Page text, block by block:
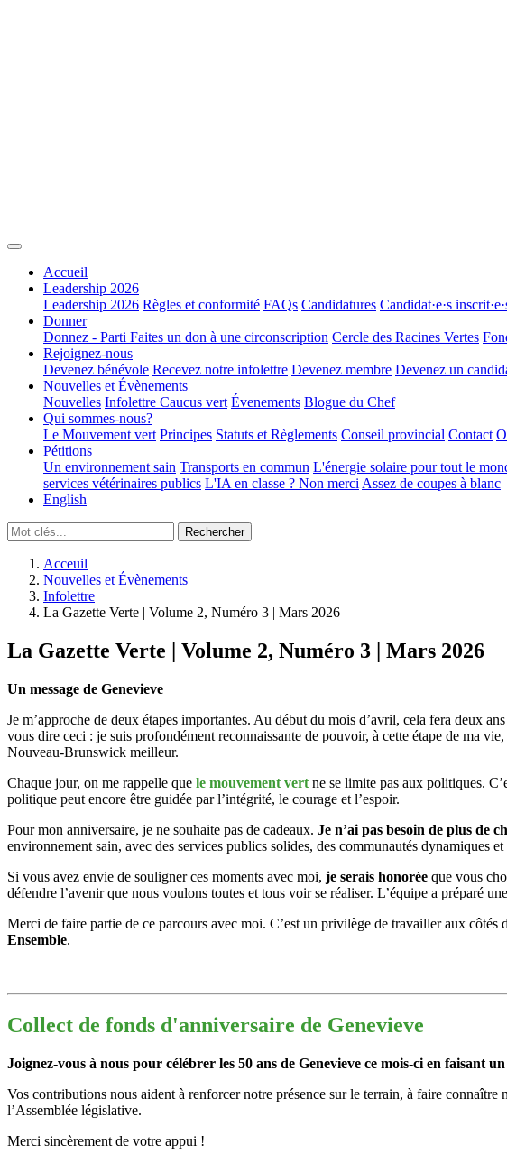
Accueil
Leadership 2026
Leadership 2026 Règles et conformité FAQs Candidatures Candidat·e·s
Donner
Donnez - Parti Faites un don à une circonscription Cercle des Racines Vertes
Rejoignez-nous
Devenez bénévole Recevez notre infolettre Devenez membre Devenez un
Nouvelles et Évènements
Nouvelles Infolettre Caucus vert Évenements Blogue du Chef
Qui sommes-nous?
Le Mouvement vert Principes Statuts et Règlements Conseil provincial Contact
Pétitions
Un environnement sain Transports en commun L'énergie solaire pour tout le
services vétérinaires publics L'IA en classe ? Non merci Assez de coupes à blanc
English
Acceuil
Nouvelles et Évènements
Infolettre
La Gazette Verte | Volume 2, Numéro 3 | Mars 2026
La Gazette Verte | Volume 2, Numéro 3 | Mars 2026
Un message de Genevieve
Je m’approche de deux étapes importantes. Au début du mois d’avril, cela fera deux
vous dire ceci : je suis profondément reconnaissante de pouvoir, à cette étape de ma
Nouveau-Brunswick meilleur.
Chaque jour, on me rappelle que le mouvement vert ne se limite pas aux politiques.
politique peut encore être guidée par l’intégrité, le courage et l’espoir.
Pour mon anniversaire, je ne souhaite pas de cadeaux. Je n’ai pas besoin de plus de
environnement sain, avec des services publics solides, des communautés dynamiques
Si vous avez envie de souligner ces moments avec moi, je serais honorée que vous
défendre l’avenir que nous voulons toutes et tous voir se réaliser. L’équipe a préparé une
Merci de faire partie de ce parcours avec moi. C’est un privilège de travailler aux côtés
Ensemble.
Collect de fonds d'anniversaire de Genevieve
Joignez-vous à nous pour célébrer les 50 ans de Genevieve ce mois-ci en faisant
Vos contributions nous aident à renforcer notre présence sur le terrain, à faire connaître
l’Assemblée législative.
Merci sincèrement de votre appui !